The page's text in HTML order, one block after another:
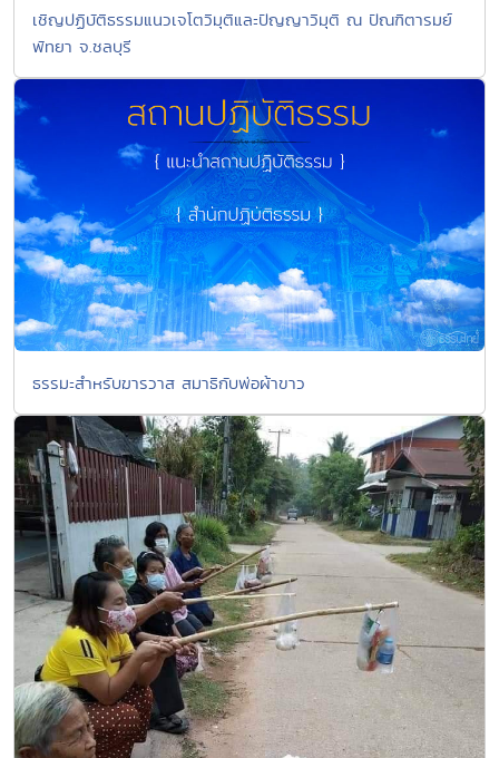
เชิญปฏิบัติธรรมแนวเจโตวิมุติและปัญญาวิมุติ ณ ปัณฑิตารมย์
พัทยา จ.ชลบุรี
ธรรมะสำหรับฆารวาส สมาธิกับพ่อผ้าขาว